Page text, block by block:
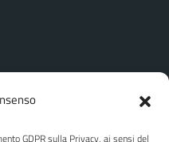
GDPR sulla Privacy, ai sensi del